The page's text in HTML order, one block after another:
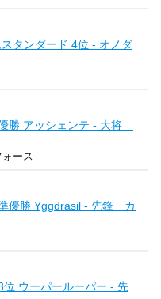
タンダード 4位 - オノダ
勝 アッシェンテ - 大将
ース
優勝 Yggdrasil - 先鋒 カ
ウーパールーパー - 先